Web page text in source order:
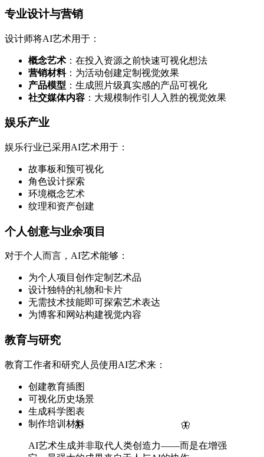
🦋 🦋
专业设计与营销
设计师将AI艺术用于：
概念艺术 ：在投入资源之前快速可视化想法
营销材料：为活动创建定制视觉效果
产品模型 ：生成照片级真实感的产品可视化
社交媒体内容 ：大规模制作引人入胜的视觉效果
娱乐产业
娱乐行业已采用AI艺术用于：
故事板和预可视化
角色设计探索
环境概念艺术
纹理和资产创建
个人创意与业余项目
对于个人而言，AI艺术能够：
为个人项目创作定制艺术品
设计独特的礼物和卡片
无需技术技能即可探索艺术表达
为博客和网站构建视觉内容
教育与研究
教育工作者和研究人员使用AI艺术来：
创建教育插图
可视化历史场景
生成科学图表
制作培训材料
AI艺术生成并非取代人类创造力——而是在增强